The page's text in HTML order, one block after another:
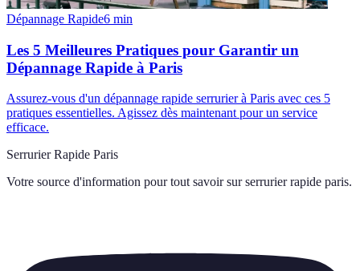
Dépannage Rapide6 min
Les 5 Meilleures Pratiques pour Garantir un
Dépannage Rapide à Paris
Assurez-vous d'un dépannage rapide serrurier à Paris avec ces 5
pratiques essentielles. Agissez dès maintenant pour un service
efficace.
Serrurier Rapide Paris
Votre source d'information pour tout savoir sur serrurier rapide paris.